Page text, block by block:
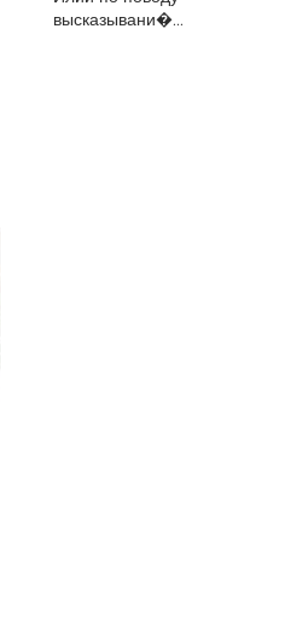
высказывани�...